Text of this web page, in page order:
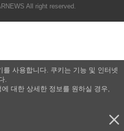
All right reserved.
를 사용합니다. 쿠키는 기능 및 인터넷
.
대한 상세한 정보를 원하실 경우,